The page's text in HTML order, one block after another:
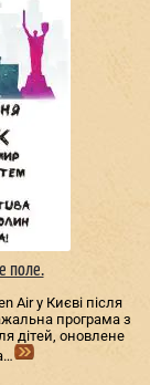
поле.
Air у Києві після
програма з
дітей, оновлене